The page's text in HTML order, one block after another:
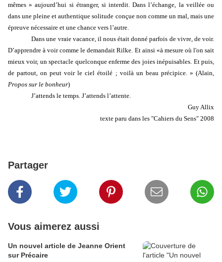
mêmes » aujourd’hui si étranger, si interdit. Dans l’échange, la veillée ou
dans une pleine et authentique solitude conçue non comme un mal, mais une
épreuve nécessaire et une chance vers l’autre.
Dans une vraie vacance, il nous était donné parfois de vivre, de voir.
D’apprendre à voir comme le demandait Rilke. Et ainsi «à mesure où l'on sait
mieux voir, un spectacle quelconque enferme des joies inépuisables. Et puis,
de partout, on peut voir le ciel étoilé ; voilà un beau précipice. » (Alain,
Propos sur le bonheur)
J’attends le temps. J’attends l’attente.
Guy Allix
texte paru dans les "Cahiers du Sens" 2008
Partager
Vous aimerez aussi
Un nouvel article de Jeanne Orient
sur Précaire